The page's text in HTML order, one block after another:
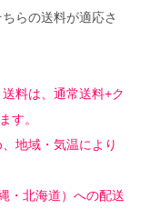
らの送料が適応さ
料は、通常送料+ク
す。
地域・気温により
・北海道）への配送